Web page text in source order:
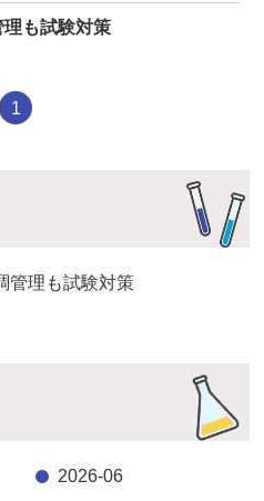
管理も試験対策
2026-06
理も試験対策
1